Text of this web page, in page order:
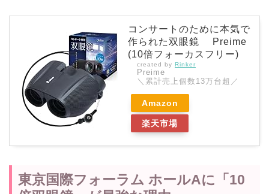
コンサートのために本気で
作られた双眼鏡 Preime
(10倍フォーカスフリー)
created by Rinker
Preime
＼累計売上個数13万台超／
Amazon
楽天市場
東京国際フォーラム ホールAに「10